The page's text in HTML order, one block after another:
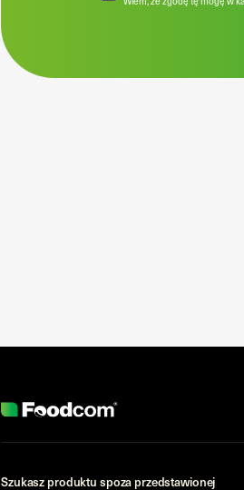
Szukasz produktu spoza przedstawionej